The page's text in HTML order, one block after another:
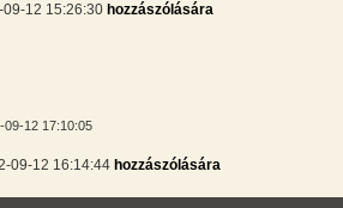
09-12 15:26:30 hozzászólására
09-12 17:10:05
09-12 16:14:44 hozzászólására